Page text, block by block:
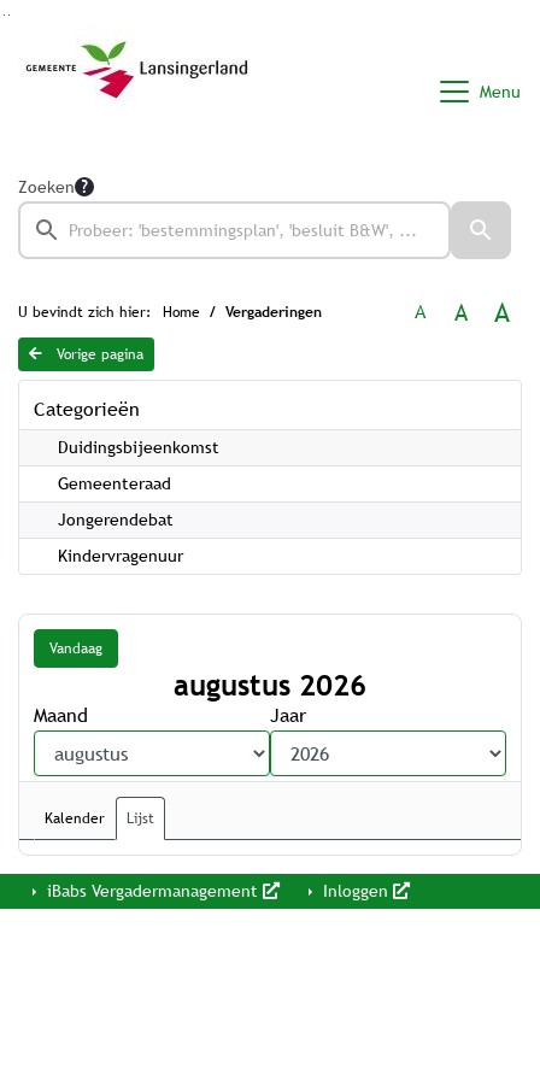
Menu
Zoeken
U bevindt zich hier: Home Vergaderingen A A A
Vorige pagina
Categorieën
Duidingsbijeenkomst
Gemeenteraad
Jongerendebat
Kindervragenuur
Vandaag
augustus 2026
Maand Jaar
Kalender Lijst
iBabs Vergadermanagement Inloggen